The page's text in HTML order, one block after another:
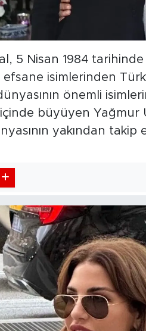
5 Nisan 1984
efsane isimlerinden
önemli
içinde büyüyen
yakından